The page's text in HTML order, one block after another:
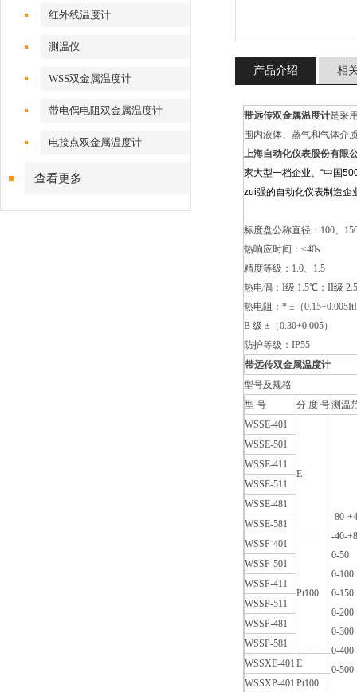
红外线温度计
测温仪
WSS双金属温度计
带电偶电阻双金属温度计
电接点双金属温度计
查看更多
产品介绍 相
带远传双金属温度计是采
围内液体、蒸气和气体介
上海自动化仪表股份有限
家大型一档企业、“中国
zui强的自动化仪表制造企
标度盘公称直径：100、
热响应时间：≤40s
精度等级：1.0、1.5
热电偶：I级 1.5℃；II级
热电阻：* ±（
B 级 ±（0.30+0.005）
防护等级：IP55
带远传双金属温度计
型号及规格
型 号
分 度 号测温
WSSE-401
E
-80-
-40-
0-50
0-100
0-150
0-200
0-300
0-400
0-500
WSSE-501
WSSE-411
WSSE-511
WSSE-481
WSSE-581
WSSP-401
Pt100
WSSP-501
WSSP-411
WSSP-511
WSSP-481
WSSP-581
WSSXE-401 E
WSSXP-401 Pt100